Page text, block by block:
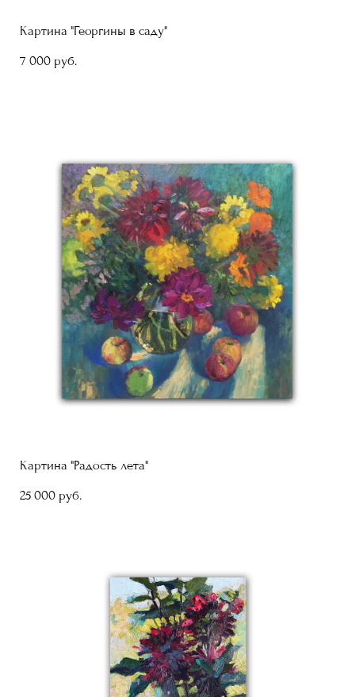
Картина "Георгины в саду"
7 000 pуб.
Картина "Радость лета"
25 000 pуб.